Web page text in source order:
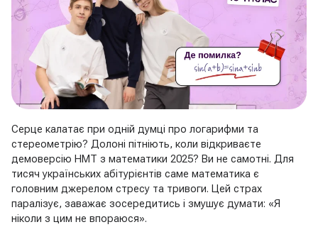
Серце калатає при одній думці про логарифми та
стереометрію? Долоні пітніють, коли відкриваєте
демоверсію НМТ з математики 2025? Ви не самотні. Для
тисяч українських абітурієнтів саме математика є
головним джерелом стресу та тривоги. Цей страх
паралізує, заважає зосередитись і змушує думати: «Я
ніколи з цим не впораюся».